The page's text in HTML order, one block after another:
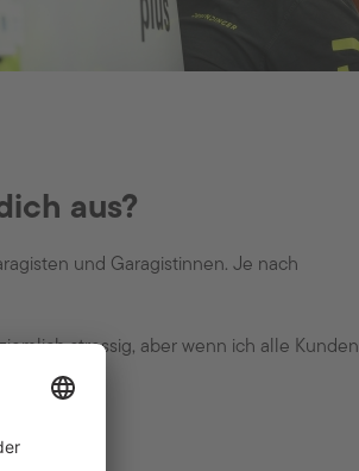
aus?
und Garagistinnen. Je nach
stressig, aber wenn ich alle Kunden